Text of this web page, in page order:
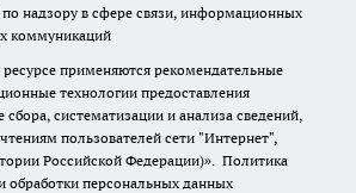
надзору в сфере связи, информационных
коммуникаций
применяются рекомендательные
технологии предоставления
систематизации и анализа сведений,
пользователей сети "Интернет",
Российской Федерации)». Политика
обработки персональных данных